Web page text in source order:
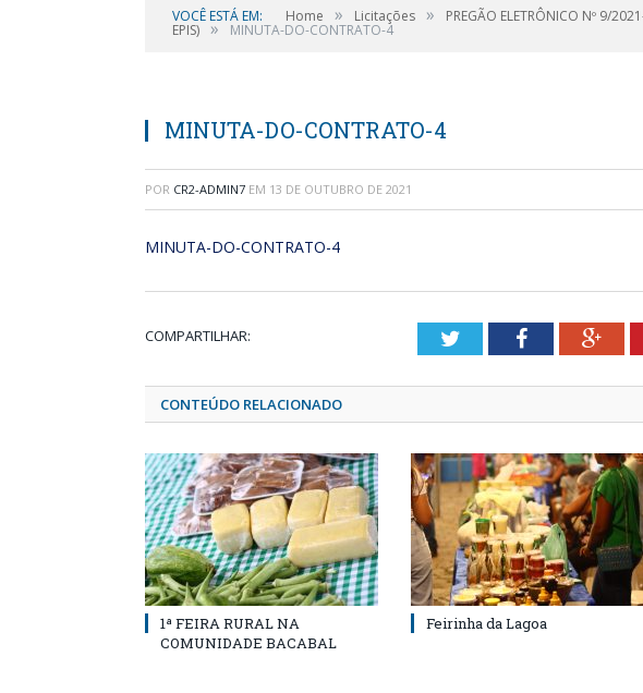
VOCÊ ESTÁ EM: Home » Licitações » PREGÃO ELETRÔNICO Nº 9/
EPIS) » MINUTA-DO-CONTRATO-4
MINUTA-DO-CONTRATO-4
POR CR2-ADMIN7 EM 13 DE OUTUBRO DE 2021
MINUTA-DO-CONTRATO-4
COMPARTILHAR: TwitterFacebook
CONTEÚDO RELACIONADO
1ª FEIRA RURAL NA
COMUNIDADE BACABAL
Feirinha da Lagoa